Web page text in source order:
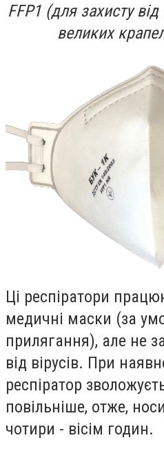
FFP1 (для захисту
великих
Ці респіратори
медичні маски (за
прилягання), але не
від вірусів. При
респіратор
повільніше, отже,
чотири - вісім годин.